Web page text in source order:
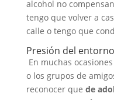
alcohol no
tengo que volver a
calle o tengo que
Presión del entorno
En muchas
o los grupos de
reconocer que de